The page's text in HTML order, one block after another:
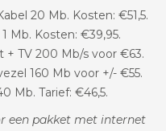
20 Mb. Kosten: €51,5.
Mb. Kosten: €39,95.
+ TV 200 Mb/s voor €63.
160 Mb voor +/- €55.
Mb. Tarief: €46,5.
een pakket met internet